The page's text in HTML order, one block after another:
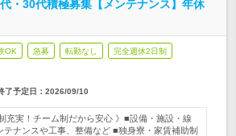
・30代積極募集【メンテナンス】年休
OK 急募 転勤なし 完全週休2日制
了予定日： 2026/09/10
充実！チーム制だから安心 》■設備・施設・線
テナンスや工事、整備など ■独身寮・家賃補助制